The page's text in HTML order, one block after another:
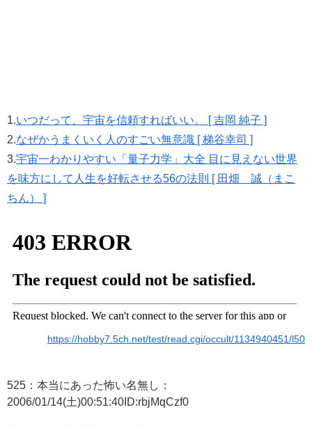
1.いつだって、宇宙を信頼すればいい。 [ 吉岡 純子 ]
2.なぜかうまくいく人のすごい無意識 [ 梯谷幸司 ]
3.宇宙一わかりやすい「量子力学」大全 目に見えない世界
を味方にして人生を好転させる56の法則 [ 田畑 誠（まこ
ちん） ]
https://hobby7.5ch.net/test/read.cgi/occult/1134940451/l50
525：本当にあった怖い名無し：
2006/01/14(土)00:51:40ID:rbjMqCzf0